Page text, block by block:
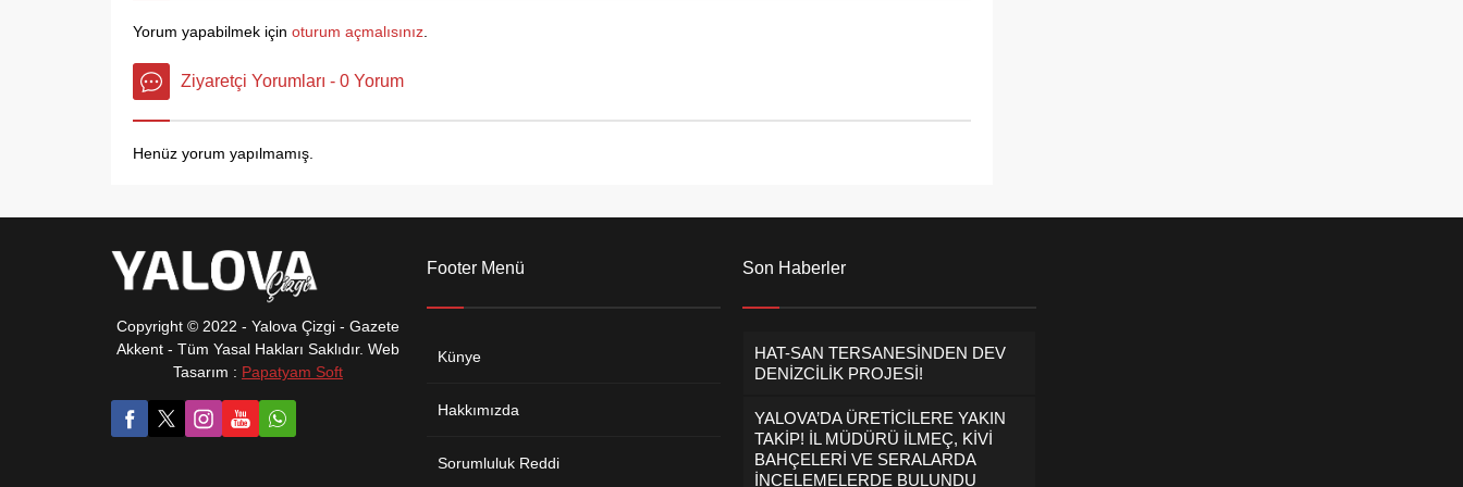
Alıyor” takımı ile hem birincilik...
Yorum yapabilmek için oturum açmalısınız.
Ziyaretçi Yorumları - 0 Yorum
Henüz yorum yapılmamış.
Copyright © 2022 - Yalova Çizgi - Gazete
Akkent - Tüm Yasal Hakları Saklıdır. Web
Tasarım : Papatyam Soft
Footer Menü
Künye
Hakkımızda
Sorumluluk Reddi
Son Haberler
HAT-SAN TERSANESİNDEN DEV
DENİZCİLİK PROJESİ!
YALOVA’DA ÜRETİCİLERE YAKIN
TAKİP! İL MÜDÜRÜ İLMEÇ, KİVİ
BAHÇELERİ VE SERALARDA
İNCELEMELERDE BULUNDU